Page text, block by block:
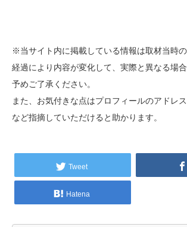
※当サイト内に掲載している情報は取材当時
経過により内容が変化して、実際と異なる場
予めご了承ください。
また、お気付きな点はプロフィールのアドレ
など指摘していただけると助かります。
Tweet
Hatena